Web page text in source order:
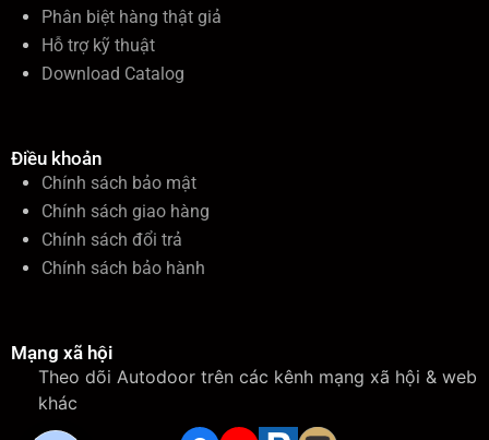
Phân biệt hàng thật giả
Hỗ trợ kỹ thuật
Download Catalog
Điều khoản
Chính sách bảo mật
Chính sách giao hàng
Chính sách đổi trả
Chính sách bảo hành
Mạng xã hội
Theo dõi Autodoor trên các kênh mạng xã hội & web
khác